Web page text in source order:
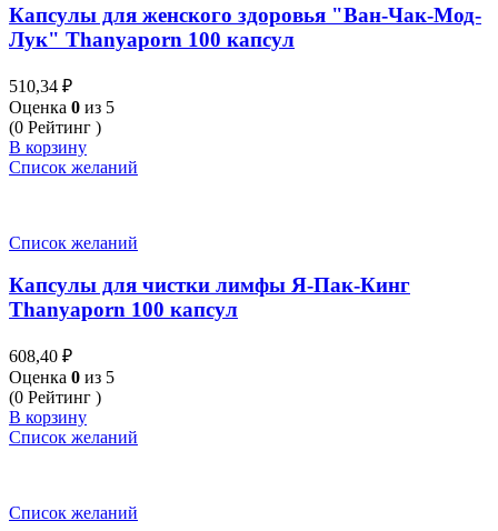
Капсулы для женского здоровья "Ван-Чак-Мод-
Лук" Thanyaporn 100 капсул
510,34 ₽
Оценка 0 из 5
(0 Рейтинг )
В корзину
Список желаний
Список желаний
Капсулы для чистки лимфы Я-Пак-Кинг
Thanyaporn 100 капсул
608,40 ₽
Оценка 0 из 5
(0 Рейтинг )
В корзину
Список желаний
Список желаний